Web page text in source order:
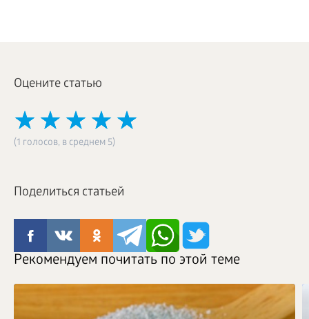
Оцените статью
(1 голосов, в среднем 5)
Поделиться статьей
Рекомендуем почитать по этой теме